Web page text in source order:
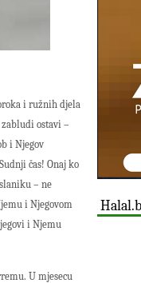
i ružnih djela
ostavi –
i Njegov
čas! Onaj ko
– ne
i Njegovom
i Njemu
U mjesecu